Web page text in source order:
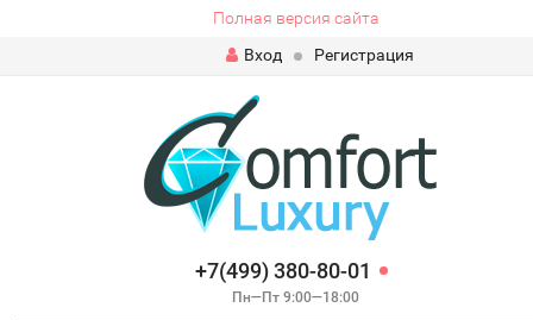
Полная версия сайта
Вход
Регистрация
+7(499) 380-80-01
Пн—Пт 9:00—18:00